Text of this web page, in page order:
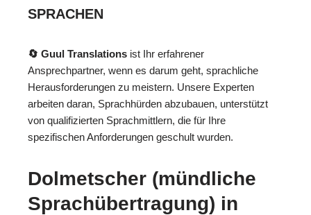
SPRACHEN
🔄 Guul Translations ist Ihr erfahrener
Ansprechpartner, wenn es darum geht, sprachliche
Herausforderungen zu meistern. Unsere Experten
arbeiten daran, Sprachhürden abzubauen, unterstützt
von qualifizierten Sprachmittlern, die für Ihre
spezifischen Anforderungen geschult wurden.
Dolmetscher (mündliche
Sprachübertragung) in